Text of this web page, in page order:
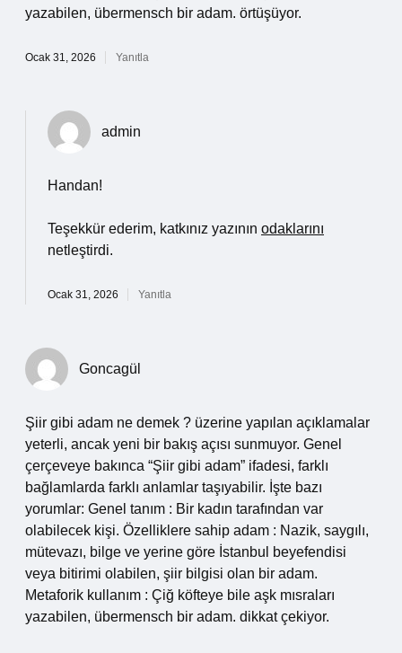
yazabilen, übermensch bir adam. örtüşüyor.
Ocak 31, 2026 Yanıtla
admin
Handan!
Teşekkür ederim, katkınız yazının odaklarını
netleştirdi.
Ocak 31, 2026 Yanıtla
Goncagül
Şiir gibi adam ne demek ? üzerine yapılan açıklamalar
yeterli, ancak yeni bir bakış açısı sunmuyor. Genel
çerçeveye bakınca “Şiir gibi adam” ifadesi, farklı
bağlamlarda farklı anlamlar taşıyabilir. İşte bazı
yorumlar: Genel tanım : Bir kadın tarafından var
olabilecek kişi. Özelliklere sahip adam : Nazik, saygılı,
mütevazı, bilge ve yerine göre İstanbul beyefendisi
veya bitirimi olabilen, şiir bilgisi olan bir adam.
Metaforik kullanım : Çiğ köfteye bile aşk mısraları
yazabilen, übermensch bir adam. dikkat çekiyor.